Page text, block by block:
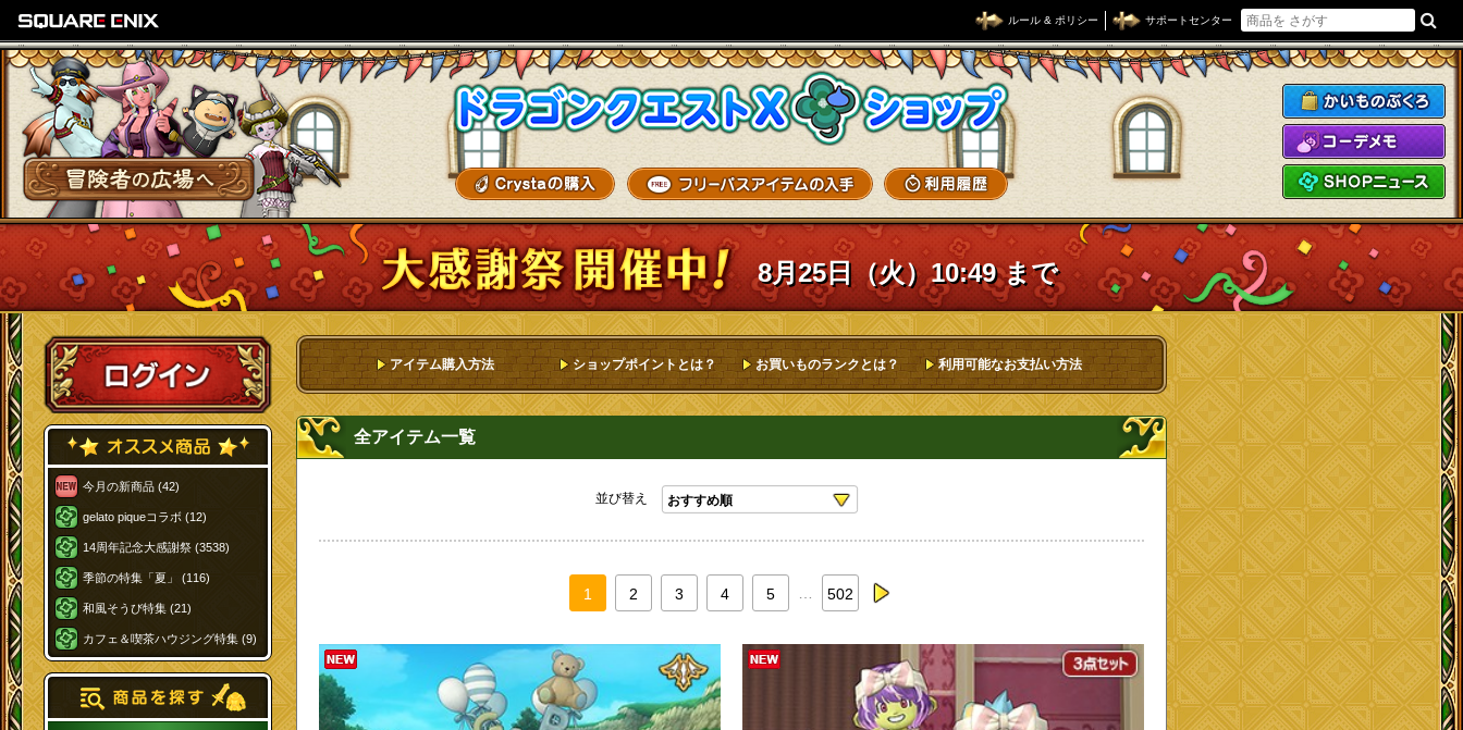
ルール & ポリシー サポートセンター
冒険者の広場へ
ドラゴンクエストXショップ
8月25日（火）10:49 まで
ログイン
今月の新商品 (42)
gelato piqueコラボ (12)
14周年記念大感謝祭 (3538)
季節の特集「夏」 (116)
和風そうび特集 (21)
カフェ＆喫茶ハウジング特集 (9)
アイテム購入方法 ショップポイントとは？ お買いものランクとは？ 利用可能なお支払い方法
全アイテム一覧
並び替え
1 2 3 4 5 502